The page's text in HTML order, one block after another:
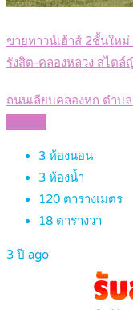
ขายทาวน์เฮ้าส์ 2ชั้นให
รังสิต-คลองหลวง สไต
ถนนเลียบคลองหก ตำบ
3 ห้องนอน
3 ห้องน้ำ
120 ตารางเมตร
18 ตารางวา
3 ปี ago